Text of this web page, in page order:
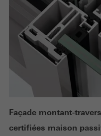
Façade montant-
certifiées maison